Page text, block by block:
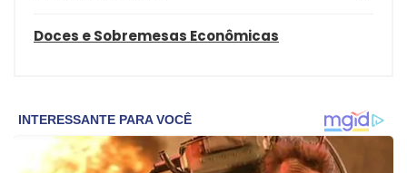
Doces e Sobremesas Econômicas